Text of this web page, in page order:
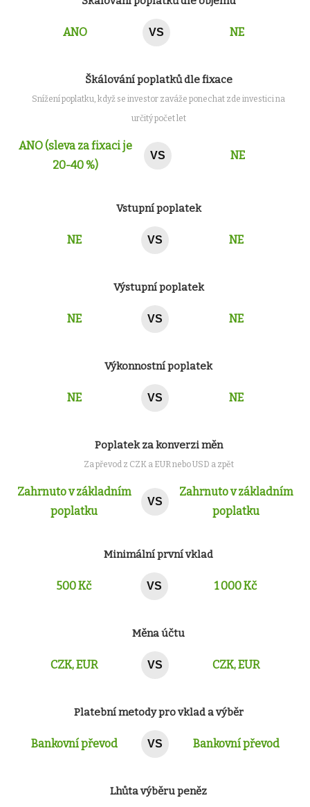
ANO VS NE
Škálování poplatků dle fixace
Snížení poplatku, když se investor zaváže ponechat zde investici na
určitý počet let
ANO (sleva za fixaci je
20-40 %)
VS NE
Vstupní poplatek
NE VS NE
Výstupní poplatek
NE VS NE
Výkonnostní poplatek
NE VS NE
Poplatek za konverzi měn
Za převod z CZK a EUR nebo USD a zpět
Zahrnuto v základním
poplatku
VS
Zahrnuto v základním
poplatku
Minimální první vklad
500 Kč VS 1 000 Kč
Měna účtu
CZK, EUR VS CZK, EUR
Platební metody pro vklad a výběr
Bankovní převod VS Bankovní převod
Lhůta výběru peněz